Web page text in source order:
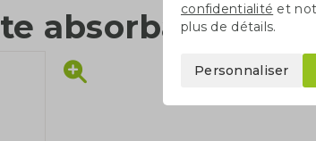
absorbante
confidentialité et
plus de détails.
Personnaliser